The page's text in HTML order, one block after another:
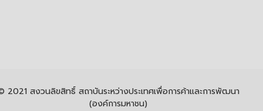
2021 สงวนลิขสิทธิ์ สถาบันระหว่างประเทศเพื่อการค้าและการพัฒนา
(องค์การมหาชน)